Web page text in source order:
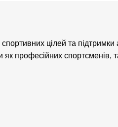
цілей та підтримки
професійних спортсменів,